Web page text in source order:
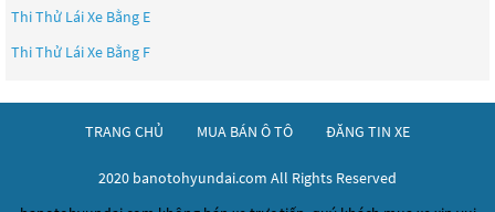
Thi Thử Lái Xe Bằng E
Thi Thử Lái Xe Bằng F
TRANG CHỦ MUA BÁN Ô TÔ ĐĂNG TIN XE
2020 banotohyundai.com All Rights Reserved